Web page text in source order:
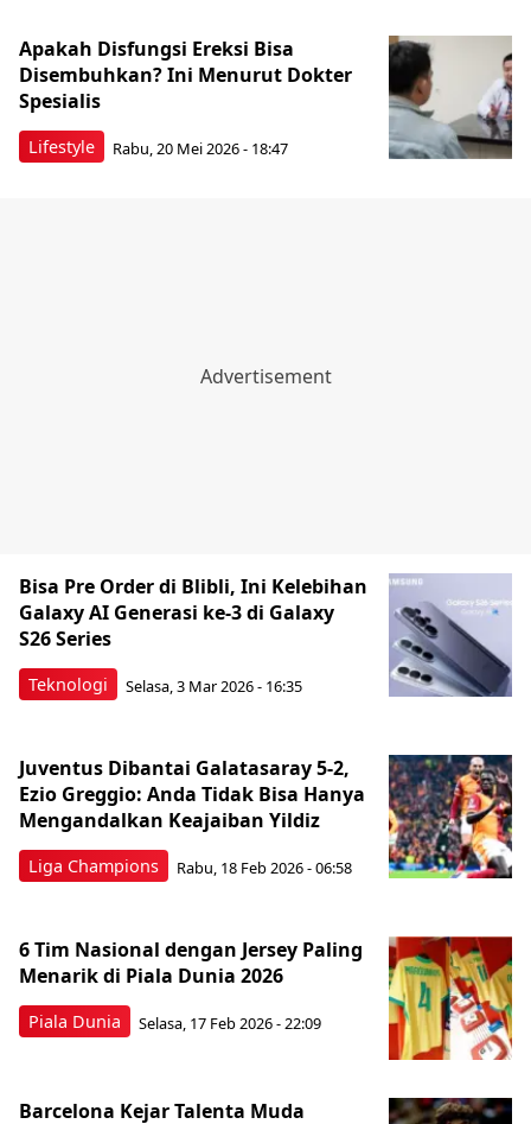
Lifestyle
Apakah Disfungsi Ereksi Bisa
Disembuhkan? Ini Menurut Dokter
Spesialis
Rabu, 20 Mei 2026 - 18:47
Teknologi
Bisa Pre Order di Blibli, Ini Kelebihan
Galaxy AI Generasi ke-3 di Galaxy
S26 Series
Selasa, 3 Mar 2026 - 16:35
Liga Champions
Juventus Dibantai Galatasaray 5-2,
Ezio Greggio: Anda Tidak Bisa Hanya
Mengandalkan Keajaiban Yildiz
Rabu, 18 Feb 2026 - 06:58
Piala Dunia
6 Tim Nasional dengan Jersey Paling
Menarik di Piala Dunia 2026
Selasa, 17 Feb 2026 - 22:09
Barcelona Kejar Talenta Muda